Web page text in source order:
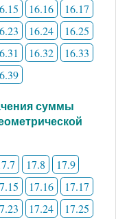
16.16
16.17
16.24
16.25
16.32
16.33
суммы
17.8
17.9
17.16
17.17
17.24
17.25